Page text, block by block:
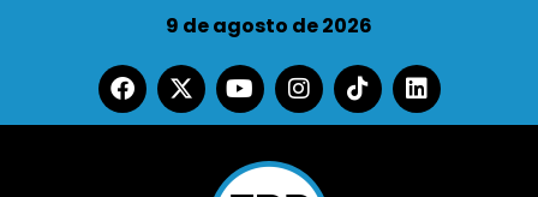
9 de agosto de 2026